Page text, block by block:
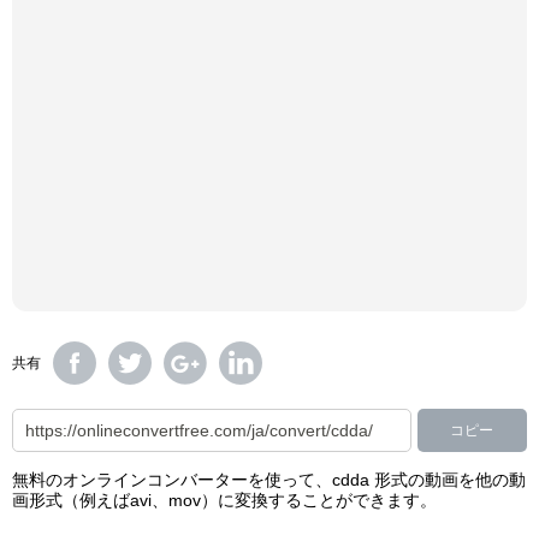
共有
コピー
無料のオンラインコンバーターを使って、cdda 形式の動画を他の動
画形式（例えばavi、mov）に変換することができます。